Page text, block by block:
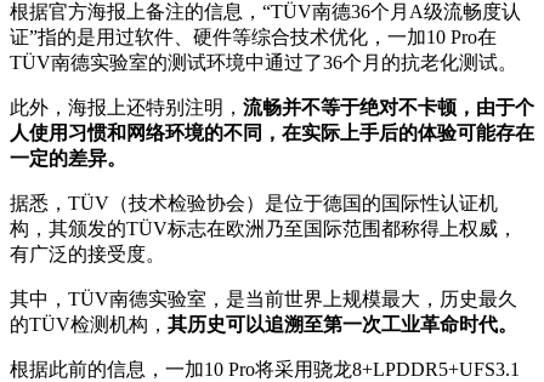
根据官方海报上备注的信息，“TÜV南德36个月A级流畅度认
证”指的是用过软件、硬件等综合技术优化，一加10 Pro在
TÜV南德实验室的测试环境中通过了36个月的抗老化测试。
此外，海报上还特别注明， 流畅并不等于绝对不卡顿，由于个
人使用习惯和网络环境的不同，在实际上手后的体验可能存在
一定的差异。
据悉，TÜV（技术检验协会）是位于德国的国际性认证机
构，其颁发的TÜV标志在欧洲乃至国际范围都称得上权威，
有广泛的接受度。
其中，TÜV南德实验室，是当前世界上规模最大，历史最久
的TÜV检测机构， 其历史可以追溯至第一次工业革命时代。
根据此前的信息，一加10 Pro将采用骁龙8+LPDDR5+UFS3.1